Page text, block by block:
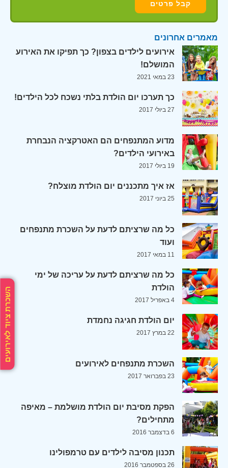
השכרת ציוד לאירועים
מאמרים אחרונים
אירועים לילדים בצפון? כך תפיקו את האירוע
המושלם!
23 במאי 2021
כך תערכו יום הולדת בלתי נשכח לכל הילדים!
27 ביולי 2017
מדוע המתנפחים הם האטרקציה הנבחרת
באירועי הילדים?
19 ביולי 2017
אז איך מתכננים יום הולדת מוצלח?
25 ביוני 2017
כל מה שרציתם לדעת על השכרת מתנפחים
ועוד
11 במאי 2017
כל מה שרציתם לדעת על עריכה של ימי
הולדת
4 באפריל 2017
יום הולדת חגיגה נחמדת
22 במרץ 2017
השכרת מתנפחים לאירועים
23 בפברואר 2017
הפקת מסיבת יום הולדת מושלמת – מאיפה
מתחילים?
6 בדצמבר 2016
תכנון מסיבה לילדים עם טרמפולינו
26 בספטמבר 2016